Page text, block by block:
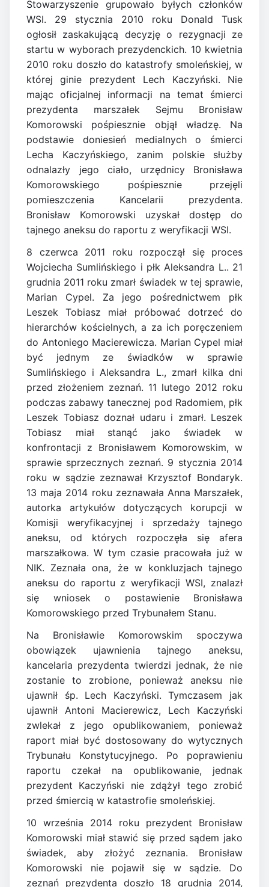
Stowarzyszenie grupowało byłych członków
WSI. 29 stycznia 2010 roku Donald Tusk
ogłosił zaskakującą decyzję o rezygnacji ze
startu w wyborach prezydenckich. 10 kwietnia
2010 roku doszło do katastrofy smoleńskiej, w
której ginie prezydent Lech Kaczyński. Nie
mając oficjalnej informacji na temat śmierci
prezydenta marszałek Sejmu Bronisław
Komorowski pośpiesznie objął władzę. Na
podstawie doniesień medialnych o śmierci
Lecha Kaczyńskiego, zanim polskie służby
odnalazły jego ciało, urzędnicy Bronisława
Komorowskiego pośpiesznie przejęli
pomieszczenia Kancelarii prezydenta.
Bronisław Komorowski uzyskał dostęp do
tajnego aneksu do raportu z weryfikacji WSI.
8 czerwca 2011 roku rozpoczął się proces
Wojciecha Sumlińskiego i płk Aleksandra L.. 21
grudnia 2011 roku zmarł świadek w tej sprawie,
Marian Cypel. Za jego pośrednictwem płk
Leszek Tobiasz miał próbować dotrzeć do
hierarchów kościelnych, a za ich poręczeniem
do Antoniego Macierewicza. Marian Cypel miał
być jednym ze świadków w sprawie
Sumlińskiego i Aleksandra L., zmarł kilka dni
przed złożeniem zeznań. 11 lutego 2012 roku
podczas zabawy tanecznej pod Radomiem, płk
Leszek Tobiasz doznał udaru i zmarł. Leszek
Tobiasz miał stanąć jako świadek w
konfrontacji z Bronisławem Komorowskim, w
sprawie sprzecznych zeznań. 9 stycznia 2014
roku w sądzie zeznawał Krzysztof Bondaryk.
13 maja 2014 roku zeznawała Anna Marszałek,
autorka artykułów dotyczących korupcji w
Komisji weryfikacyjnej i sprzedaży tajnego
aneksu, od których rozpoczęła się afera
marszałkowa. W tym czasie pracowała już w
NIK. Zeznała ona, że w konkluzjach tajnego
aneksu do raportu z weryfikacji WSI, znalazł
się wniosek o postawienie Bronisława
Komorowskiego przed Trybunałem Stanu.
Na Bronisławie Komorowskim spoczywa
obowiązek ujawnienia tajnego aneksu,
kancelaria prezydenta twierdzi jednak, że nie
zostanie to zrobione, ponieważ aneksu nie
ujawnił śp. Lech Kaczyński. Tymczasem jak
ujawnił Antoni Macierewicz, Lech Kaczyński
zwlekał z jego opublikowaniem, ponieważ
raport miał być dostosowany do wytycznych
Trybunału Konstytucyjnego. Po poprawieniu
raportu czekał na opublikowanie, jednak
prezydent Kaczyński nie zdążył tego zrobić
przed śmiercią w katastrofie smoleńskiej.
10 września 2014 roku prezydent Bronisław
Komorowski miał stawić się przed sądem jako
świadek, aby złożyć zeznania. Bronisław
Komorowski nie pojawił się w sądzie. Do
zeznań prezydenta doszło 18 grudnia 2014,